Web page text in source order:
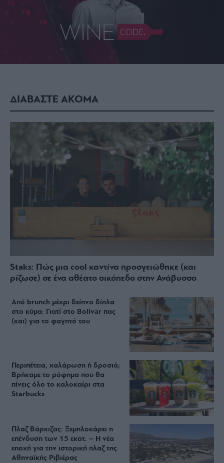
ΔΙΑΒΑΣΤΕ ΑΚΟΜΑ
Staks: Πώς μια cool καντίνα προσγειώθηκε (και
ρίζωσε) σε ένα αθέατο οικόπεδο στην Ανάβυσσο
Από brunch μέχρι δείπνο δίπλα
στο κύμα: Γιατί στο Bolivar πας
(και) για το φαγητό του
Περιπέτεια, χαλάρωση ή δροσιά;
Βρήκαμε το ρόφημα που θα
πίνεις όλο το καλοκαίρι στα
Starbucks
Πλαζ Βάρκιζας: Ξεμπλοκάρει η
επένδυση των 15 εκατ. – Η νέα
εποχή για την ιστορική πλαζ της
Αθηναϊκής Ριβιέρας